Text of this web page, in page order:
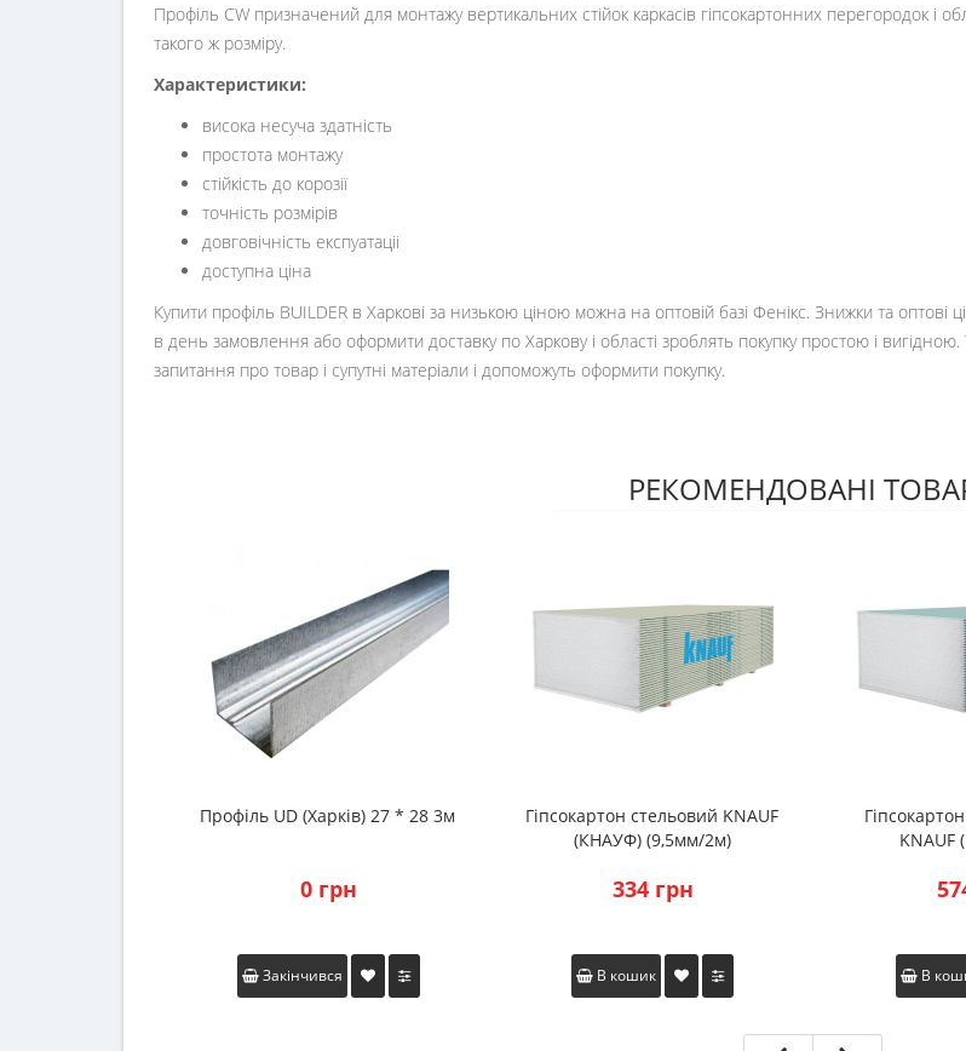
Профіль CW призначений для монтажу вертикальних стійок каркасів гіпсокартонних перегородок і
такого ж розміру.
Характеристики:
висока несуча здатність
простота монтажу
стійкість до корозії
точність розмірів
довговічність експуатаціі
доступна ціна
Купити профіль BUILDER в Харкові за низькою ціною можна на оптовій базі Фенікс. Знижки та
в день замовлення або оформити доставку по Харкову і області зроблять покупку простою і
запитання про товар і супутні матеріали і допоможуть оформити покупку.
РЕКОМЕНДОВАНІ
Профіль UD (Харків) 27 * 28 3м
0 грн
Закінчився
Гіпсокартон стельовий KNAUF
(КНАУФ) (9,5мм/2м)
334 грн
В кошик
KNAUF
В